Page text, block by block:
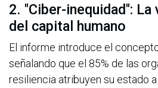
2. "Ciber-inequidad": La
del capital humano
El informe introduce el
señalando que el 85% de las
resiliencia atribuyen su estado